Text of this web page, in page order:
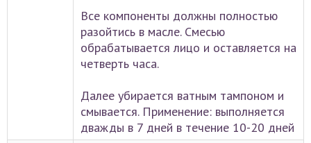
Все компоненты должны полностью
разойтись в масле. Смесью
обрабатывается лицо и оставляется на
четверть часа.
Далее убирается ватным тампоном и
смывается. Применение: выполняется
дважды в 7 дней в течение 10-20 дней